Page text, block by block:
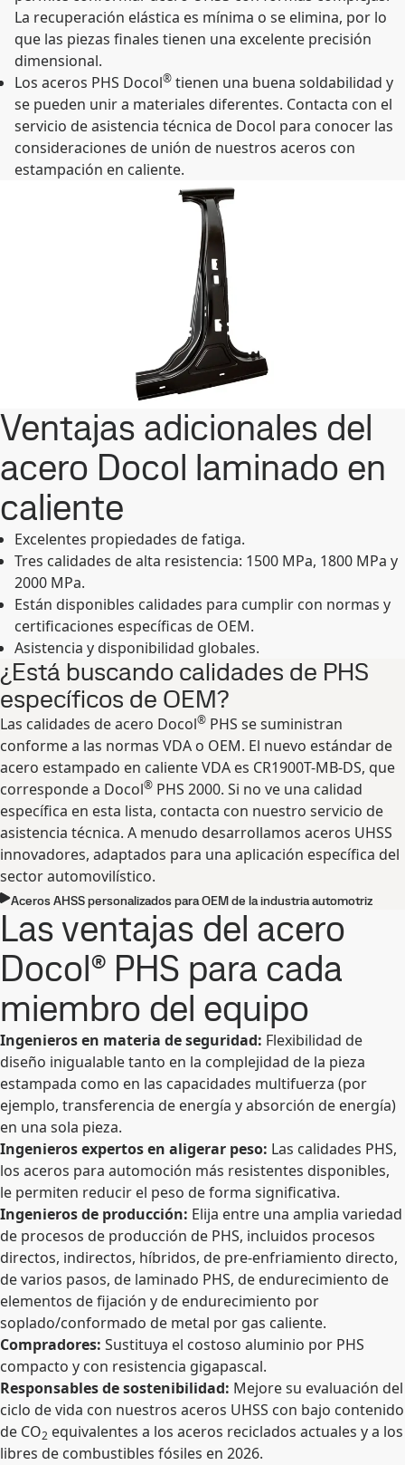
La recuperación elástica es mínima o se elimina, por lo
que las piezas finales tienen una excelente precisión
dimensional.
Los aceros PHS Docol® tienen una buena soldabilidad y
se pueden unir a materiales diferentes. Contacta con el
servicio de asistencia técnica de Docol para conocer las
consideraciones de unión de nuestros aceros con
estampación en caliente.
Ventajas adicionales del
acero Docol laminado en
caliente
Excelentes propiedades de fatiga.
Tres calidades de alta resistencia: 1500 MPa, 1800 MPa y
2000 MPa.
Están disponibles calidades para cumplir con normas y
certificaciones específicas de OEM.
Asistencia y disponibilidad globales.
¿Está buscando calidades de PHS
específicos de OEM?
Las calidades de acero Docol® PHS se suministran
conforme a las normas VDA o OEM. El nuevo estándar de
acero estampado en caliente VDA es CR1900T-MB-DS, que
corresponde a Docol® PHS 2000. Si no ve una calidad
específica en esta lista, contacta con nuestro servicio de
asistencia técnica. A menudo desarrollamos aceros UHSS
innovadores, adaptados para una aplicación específica del
sector automovilístico.
Aceros AHSS personalizados para OEM de la industria automotriz
Las ventajas del acero
Docol® PHS para cada
miembro del equipo
Ingenieros en materia de seguridad: Flexibilidad de
diseño inigualable tanto en la complejidad de la pieza
estampada como en las capacidades multifuerza (por
ejemplo, transferencia de energía y absorción de energía)
en una sola pieza.
Ingenieros expertos en aligerar peso: Las calidades PHS,
los aceros para automoción más resistentes disponibles,
le permiten reducir el peso de forma significativa.
Ingenieros de producción: Elija entre una amplia variedad
de procesos de producción de PHS, incluidos procesos
directos, indirectos, híbridos, de pre-enfriamiento directo,
de varios pasos, de laminado PHS, de endurecimiento de
elementos de fijación y de endurecimiento por
soplado/conformado de metal por gas caliente.
Compradores: Sustituya el costoso aluminio por PHS
compacto y con resistencia gigapascal.
Responsables de sostenibilidad: Mejore su evaluación del
ciclo de vida con nuestros aceros UHSS con bajo contenido
de CO2 equivalentes a los aceros reciclados actuales y a los
libres de combustibles fósiles en 2026.